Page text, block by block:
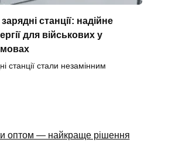
станції: надійне
для військових у
станції стали незамінним